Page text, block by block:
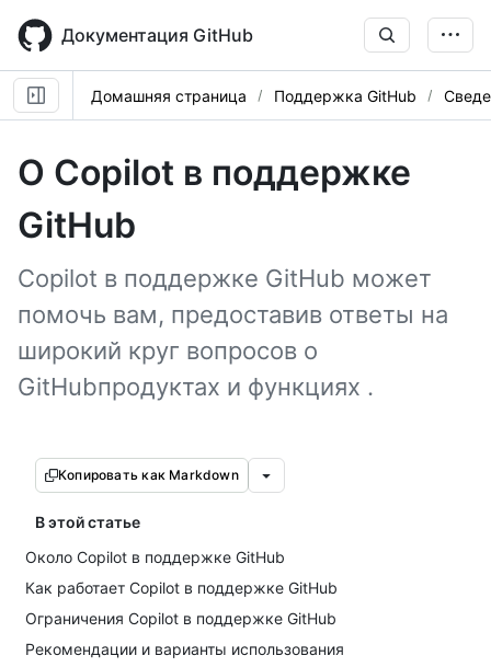
main
content
Документация GitHub
Домашняя страница Поддержка GitHub
О Copilot в поддержке
GitHub
Copilot в поддержке GitHub может
помочь вам, предоставив ответы на
широкий круг вопросов о
GitHubпродуктах и функциях .
Копировать как Markdown
В этой статье
Около Copilot в поддержке GitHub
Как работает Copilot в поддержке GitHub
Ограничения Copilot в поддержке GitHub
Рекомендации и варианты использования